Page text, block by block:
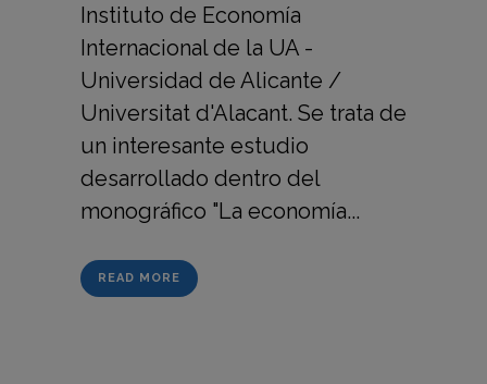
Instituto de Economía
Internacional de la UA -
Universidad de Alicante /
Universitat d'Alacant. Se trata de
un interesante estudio
desarrollado dentro del
monográfico "La economía...
READ MORE